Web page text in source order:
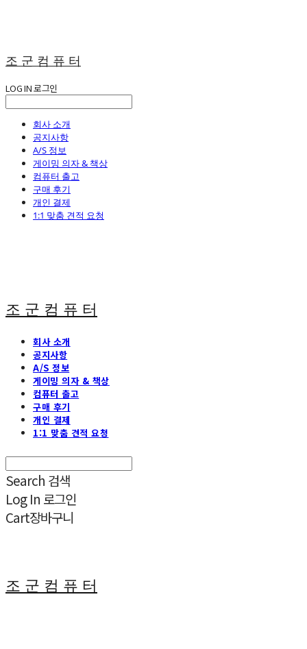
조 군 컴 퓨 터
LOG IN로그인
회사 소개
공지사항
A/S 정보
게이밍 의자 & 책상
컴퓨터 출고
구매 후기
개인 결제
1:1 맞춤 견적 요청
조 군 컴 퓨 터
회사 소개
공지사항
A/S 정보
게이밍 의자 & 책상
컴퓨터 출고
구매 후기
개인 결제
1:1 맞춤 견적 요청
Search 검색
Log In 로그인
Cart장바구니
조 군 컴 퓨 터